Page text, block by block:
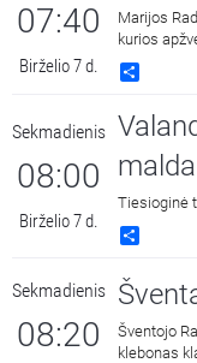
07:40
Birželio 7 d.
Marijos
kurios
Sekmadienis
08:00
Birželio 7 d.
malda
Tiesioginė
Sekmadienis
08:20
Šventojo
klebonas